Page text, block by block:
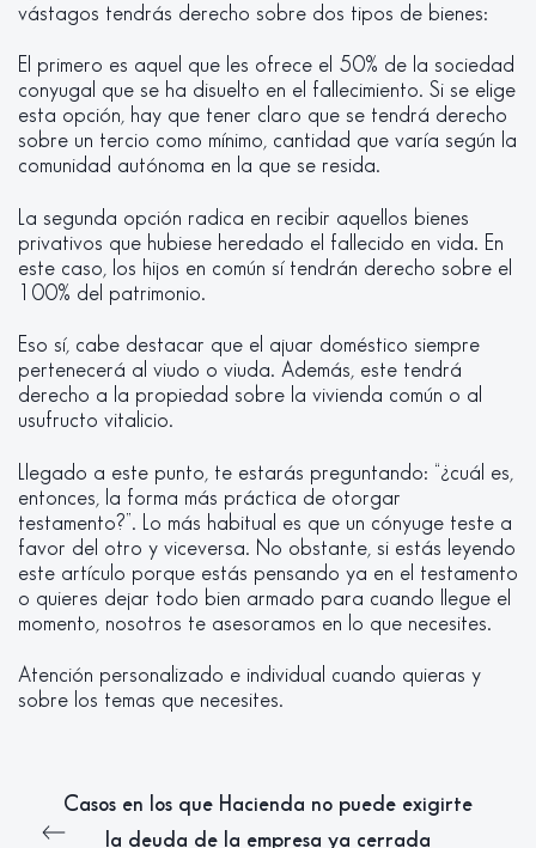
vástagos tendrás derecho sobre dos tipos de bienes:
El primero es aquel que les ofrece el 50% de la sociedad
conyugal que se ha disuelto en el fallecimiento. Si se elige
esta opción, hay que tener claro que se tendrá derecho
sobre un tercio como mínimo, cantidad que varía según la
comunidad autónoma en la que se resida.
La segunda opción radica en recibir aquellos bienes
privativos que hubiese heredado el fallecido en vida. En
este caso, los hijos en común sí tendrán derecho sobre el
100% del patrimonio.
Eso sí, cabe destacar que el ajuar doméstico siempre
pertenecerá al viudo o viuda. Además, este tendrá
derecho a la propiedad sobre la vivienda común o al
usufructo vitalicio.
Llegado a este punto, te estarás preguntando: “¿cuál es,
entonces, la forma más práctica de otorgar
testamento?”. Lo más habitual es que un cónyuge teste a
favor del otro y viceversa. No obstante, si estás leyendo
este artículo porque estás pensando ya en el testamento
o quieres dejar todo bien armado para cuando llegue el
momento, nosotros te asesoramos en lo que necesites.
Atención personalizado e individual cuando quieras y
sobre los temas que necesites.
Casos en los que Hacienda no puede exigirte
la deuda de la empresa ya cerrada